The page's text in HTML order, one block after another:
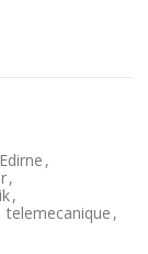
Edirne ,
,
,
telemecanique ,